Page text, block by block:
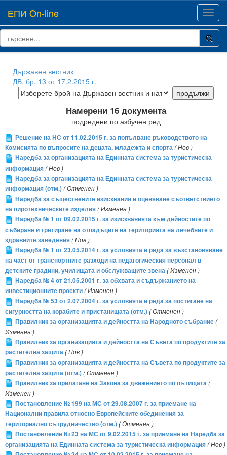
ЕПИ On-line
Държавен вестник
ДВ, бр. 13 от 17.2.2015 г.
Намерени 16 документа
подредени по азбучен ред
Решение на НС от 11.02.2015 г. за попълване ръководството на
Комисията по въпросите на децата, младежта и спорта( Нов )
Наредба за организацията на Единната система за туристическа
информация( Нов )
Наредба за организацията на Единната система за туристическа
информация (отм.)( Отменен )
Наредба за съществените изисквания и оценяване съответствието
на пиротехническите изделия( Изменен )
Наредба № 1 от 09.02.2015 г. за изискванията към дейностите по
събиране и третиране на отпадъците на територията на лечебните и
здравните заведения( Нов )
Наредба № 1 от 23.05.2014 г. за условията и реда за възстановяване
на част от транспортните разходи на педагогическия персонал в
детските градини, училищата и обслужващите звена( Изменен )
Наредба № 4 от 21.05.2001 г. за обхвата и съдържанието на
инвестиционните проекти( Изменен )
Наредба № 53 от 2.07.2004 г. за условията и реда за постигане на
сигурността на корабите и пристанищата (отм.)( Отменен )
Правилник за организацията и дейността на Народното събрание(
Изменен )
Правилник за организацията и дейността на Съвета по продуктите за
растителна защита( Нов )
Правилник за организацията и дейността на Съвета по продуктите за
растителна защита (отм.)( Отменен )
Правилник за прилагане на Закона за движението по пътищата(
Изменен )
Постановление № 199 на МС от 29.08.2007 г. за приемане на
Национални правила относно Европейските обединения за
териториално сътрудничество (отм.)( Отменен )
Постановление № 23 на МС от 9.02.2015 г. за приемане на Наредба за
организацията на Единната система за туристическа информация( Нов )